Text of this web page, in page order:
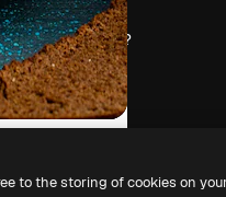
¿Buscas
magnific.ai?
to the storing of cookies on